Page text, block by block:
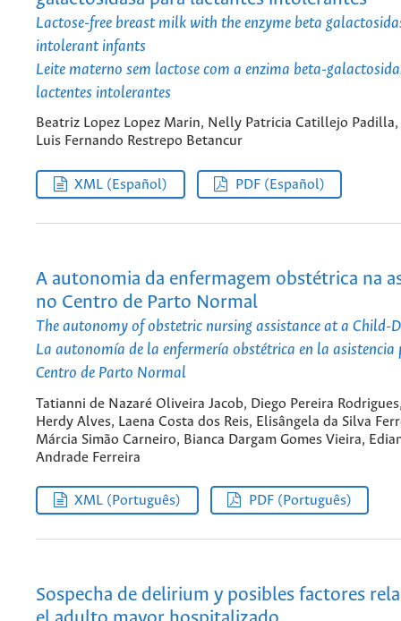
Lactose-free breast milk with the enzyme beta
intolerant infants
Leite materno sem lactose com a enzima beta-
lactentes intolerantes
Beatriz Lopez Lopez Marin, Nelly Patricia Catillejo Padilla,
Luis Fernando Restrepo Betancur
XML (Español) PDF (Español)
A autonomia da enfermagem obstétrica na
no Centro de Parto Normal
The autonomy of obstetric nursing assistance at a Child-
La autonomía de la enfermería obstétrica en la asistencia
Centro de Parto Normal
Tatianni de Nazaré Oliveira Jacob, Diego Pereira
Herdy Alves, Laena Costa dos Reis, Elisângela da Silva
Márcia Simão Carneiro, Bianca Dargam Gomes Vieira,
Andrade Ferreira
XML (Português) PDF (Português)
Sospecha de delirium y posibles factores